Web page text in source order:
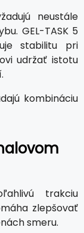
neustále
GEL-TASK 5
stabilitu pri
udržať istotu
kombináciu
trakciu
zlepšovať
smeru.